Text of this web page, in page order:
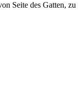
Seite des Gatten, zu